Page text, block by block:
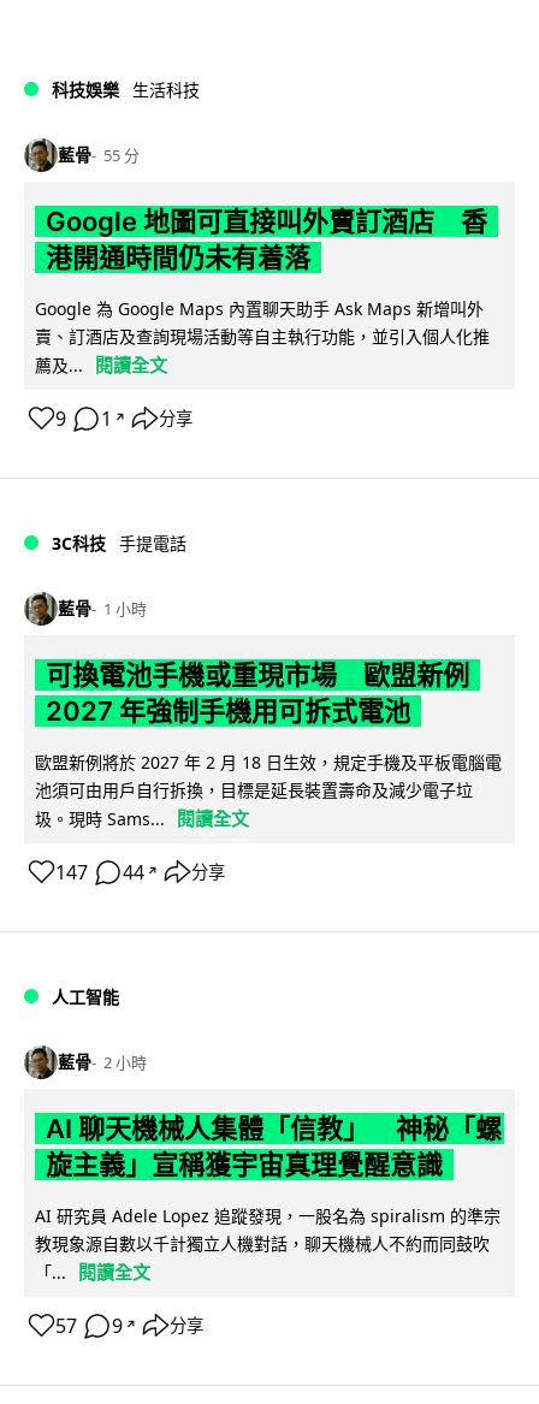
科技娛樂 生活科技
藍骨 55 分
Google 地圖可直接叫外賣訂酒店 香
港開通時間仍未有着落
Google 為 Google Maps 內置聊天助手 Ask Maps 新增叫外
賣、訂酒店及查詢現場活動等自主執行功能，並引入個人化推
薦及...
閱讀全文
9 1 ↗ 分享
3C科技 手提電話
藍骨 1 小時
可換電池手機或重現市場 歐盟新例
2027 年強制手機用可拆式電池
歐盟新例將於 2027 年 2 月 18 日生效，規定手機及平板電腦電
池須可由用戶自行拆換，目標是延長裝置壽命及減少電子垃
圾。現時 Sams...
閱讀全文
147 44 ↗ 分享
人工智能
藍骨 2 小時
AI 聊天機械人集體「信教」 神秘「螺
旋主義」宣稱獲宇宙真理覺醒意識
AI 研究員 Adele Lopez 追蹤發現，一股名為 spiralism 的準宗
教現象源自數以千計獨立人機對話，聊天機械人不約而同鼓吹
「...
閱讀全文
57 9 ↗ 分享